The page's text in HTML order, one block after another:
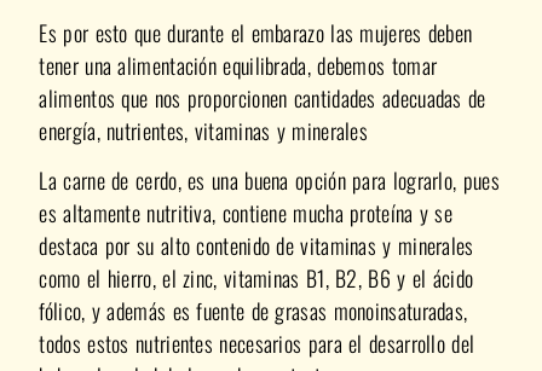
Es por esto que durante el embarazo las mujeres deben
tener una alimentación equilibrada, debemos tomar
alimentos que nos proporcionen cantidades adecuadas de
energía, nutrientes, vitaminas y minerales
La carne de cerdo, es una buena opción para lograrlo, pues
es altamente nutritiva, contiene mucha proteína y se
destaca por su alto contenido de vitaminas y minerales
como el hierro, el zinc, vitaminas B1, B2, B6 y el ácido
fólico, y además es fuente de grasas monoinsaturadas,
todos estos nutrientes necesarios para el desarrollo del